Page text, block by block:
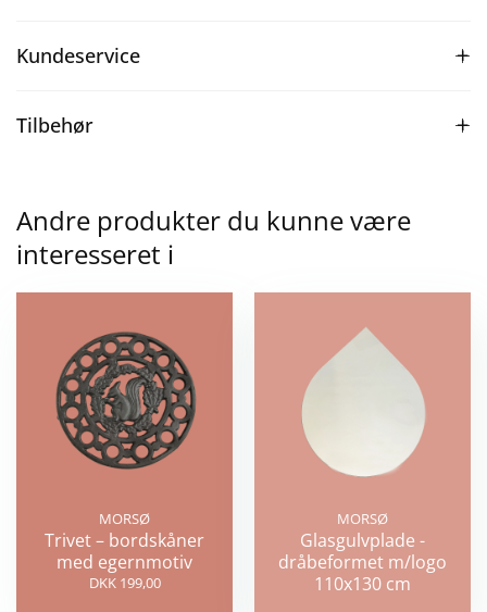
Kundeservice
Tilbehør
Andre produkter du kunne være
interesseret i
MORSØ
Trivet – bordskåner
med egernmotiv
DKK 199,00
MORSØ
Glasgulvplade -
dråbeformet m/logo
110x130 cm